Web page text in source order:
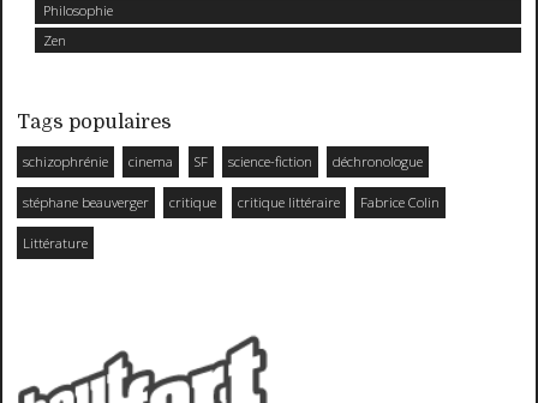
Philosophie
Zen
Tags populaires
schizophrénie cinema SF science-fiction déchronologue
stéphane beauverger critique critique littéraire Fabrice Colin
Littérature